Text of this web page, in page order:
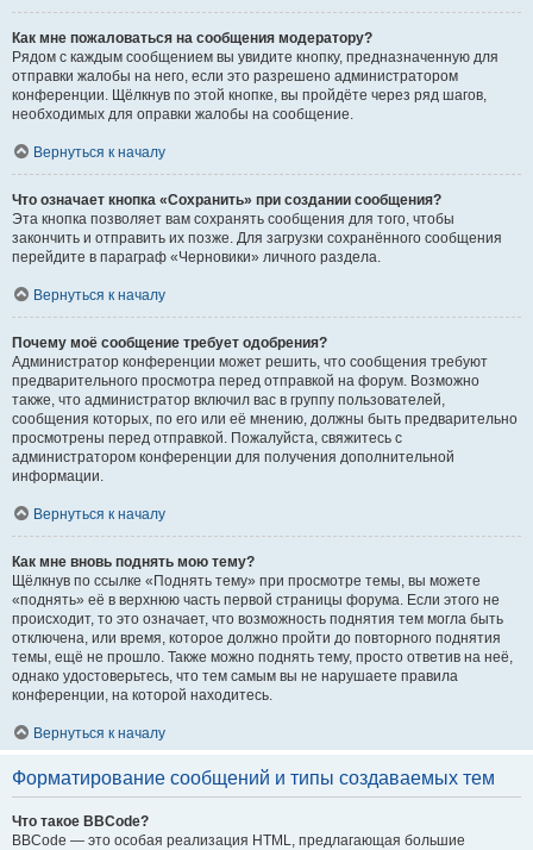
Как мне пожаловаться на сообщения модератору?
Рядом с каждым сообщением вы увидите кнопку, предназначенную для
отправки жалобы на него, если это разрешено администратором
конференции. Щёлкнув по этой кнопке, вы пройдёте через ряд шагов,
необходимых для оправки жалобы на сообщение.
Вернуться к началу
Что означает кнопка «Сохранить» при создании сообщения?
Эта кнопка позволяет вам сохранять сообщения для того, чтобы
закончить и отправить их позже. Для загрузки сохранённого сообщения
перейдите в параграф «Черновики» личного раздела.
Вернуться к началу
Почему моё сообщение требует одобрения?
Администратор конференции может решить, что сообщения требуют
предварительного просмотра перед отправкой на форум. Возможно
также, что администратор включил вас в группу пользователей,
сообщения которых, по его или её мнению, должны быть предварительно
просмотрены перед отправкой. Пожалуйста, свяжитесь с
администратором конференции для получения дополнительной
информации.
Вернуться к началу
Как мне вновь поднять мою тему?
Щёлкнув по ссылке «Поднять тему» при просмотре темы, вы можете
«поднять» её в верхнюю часть первой страницы форума. Если этого не
происходит, то это означает, что возможность поднятия тем могла быть
отключена, или время, которое должно пройти до повторного поднятия
темы, ещё не прошло. Также можно поднять тему, просто ответив на неё,
однако удостоверьтесь, что тем самым вы не нарушаете правила
конференции, на которой находитесь.
Вернуться к началу
Форматирование сообщений и типы создаваемых тем
Что такое BBCode?
BBCode — это особая реализация HTML, предлагающая большие